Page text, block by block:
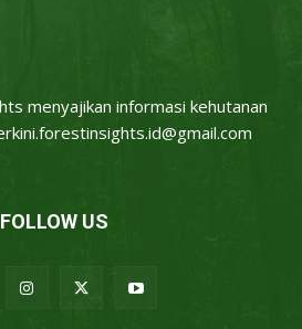
menyajikan informasi kehutanan
FOLLOW US